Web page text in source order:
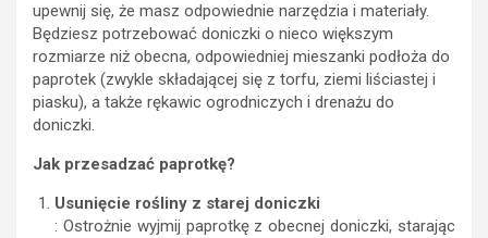
upewnij się, że masz odpowiednie narzędzia i materiały.
Będziesz potrzebować doniczki o nieco większym
rozmiarze niż obecna, odpowiedniej mieszanki podłoża do
paprotek (zwykle składającej się z torfu, ziemi liściastej i
piasku), a także rękawic ogrodniczych i drenażu do
doniczki.
Jak przesadzać paprotkę?
Usunięcie rośliny z starej doniczki
: Ostrożnie wyjmij paprotkę z obecnej doniczki, starając